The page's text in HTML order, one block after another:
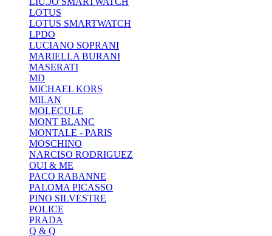
LOTUS
LOTUS SMARTWATCH
LPDO
LUCIANO SOPRANI
MARIELLA BURANI
MASERATI
MD
MICHAEL KORS
MILAN
MOLECULE
MONT BLANC
MONTALE - PARIS
MOSCHINO
NARCISO RODRIGUEZ
OUI & ME
PACO RABANNE
PALOMA PICASSO
PINO SILVESTRE
POLICE
PRADA
Q & Q